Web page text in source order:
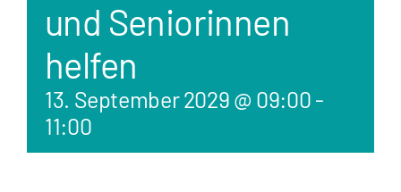
und Seniorinnen
helfen
13. September 2029 @ 09:00 -
11:00